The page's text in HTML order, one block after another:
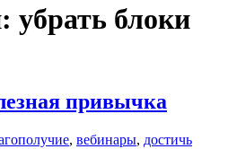
убрать блоки
привычка
, вебинары, достичь